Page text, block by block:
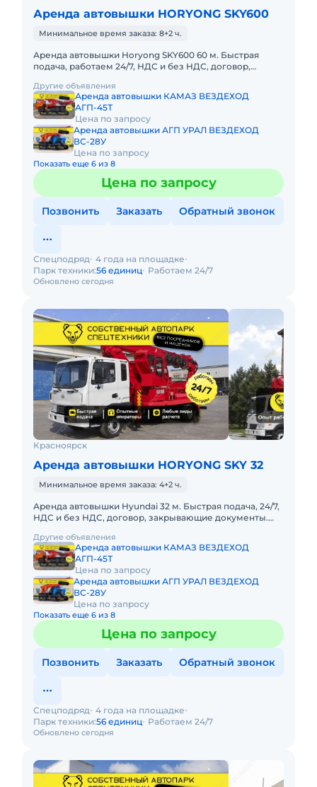
Аренда автовышки HORYONG SKY600
Минимальное время заказа: 8+2 ч.
Аренда автовышки Horyong SKY600 60 м. Быстрая
подача, работаем 24/7, НДС и без НДС, договор,
HORYONG SKY600 60 МЕТРОВПр
Другие объявления
Аренда автовышки КАМАЗ ВЕЗДЕХОД
АГП-45Т
Цена по запросу
Аренда автовышки АГП УРАЛ ВЕЗДЕХОД
ВС-28У
Цена по запросу
Показать еще 6 из 8
Цена по запросу
Позвонить Заказать Обратный звонок
Обновлено сегодня
Спецподряд 4 года на площадке
Парк техники:56 единиц Работаем 24/7
Красноярск
Аренда автовышки HORYONG SKY 32
Минимальное время заказа: 4+2 ч.
Аренда автовышки Hyundai 32 м. Быстрая подача, 24/7,
НДС и без НДС, договор, закрывающие документы.
МЕТРАПредоставляем в аренду авт
Другие объявления
Аренда автовышки КАМАЗ ВЕЗДЕХОД
АГП-45Т
Цена по запросу
Аренда автовышки АГП УРАЛ ВЕЗДЕХОД
ВС-28У
Цена по запросу
Показать еще 6 из 8
Цена по запросу
Позвонить Заказать Обратный звонок
Обновлено сегодня
Спецподряд 4 года на площадке
Парк техники:56 единиц Работаем 24/7